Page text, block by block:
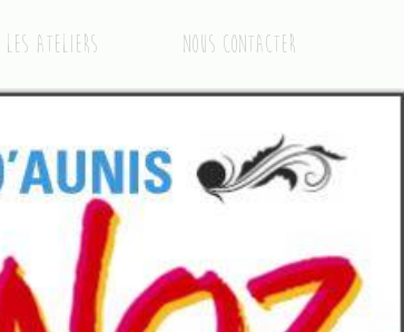
Les ateliers Nous contacter